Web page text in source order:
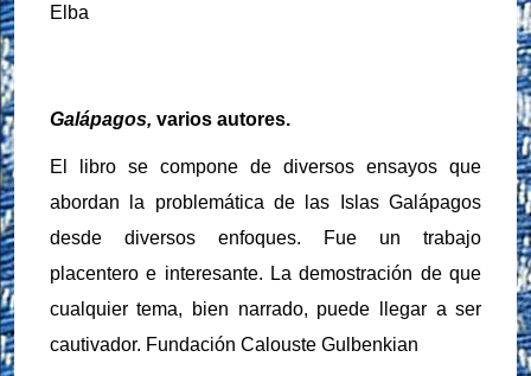
Elba
Galápagos, varios autores.
El libro se compone de diversos ensayos que
abordan la problemática de las Islas Galápagos
desde diversos enfoques. Fue un trabajo
placentero e interesante. La demostración de que
cualquier tema, bien narrado, puede llegar a ser
cautivador. Fundación Calouste Gulbenkian